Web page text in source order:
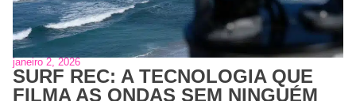
janeiro 2, 2026
SURF REC: A TECNOLOGIA QUE
FILMA AS ONDAS SEM NINGUÉM